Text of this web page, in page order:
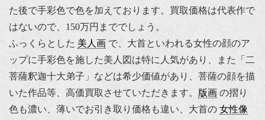
た後で手彩色で色を加えております。買取価格は代表作で
はないので、150万円まででしょう。
ふっくらとした 美人画 で、大首といわれる女性の顔のア
ップに手彩色を施した美人図は特に人気があり、また「二
菩薩釈迦十大弟子」などは希少価値があり、菩薩の顔を描
いた作品等、高価買取させていただきます。 版画 の摺り
色も濃い、薄いでお引き取り価格も違い、大首の 女性像